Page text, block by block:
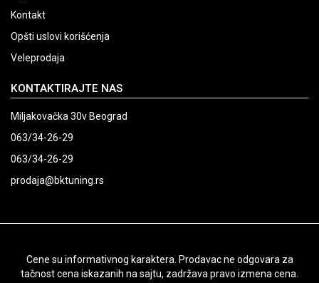
Kontakt
Opšti uslovi korišćenja
Veleprodaja
KONTAKTIRAJTE NAS
Miljakovačka 30v Beograd
063/34-26-29
063/34-26-29
prodaja@bktuning.rs
Cene su informativnog karaktera. Prodavac ne odgovara za
tačnost cena iskazanih na sajtu, zadržava pravo izmena cena.